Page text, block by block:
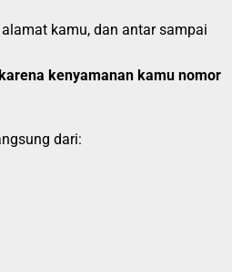
kamu, dan antar sampai
kenyamanan kamu nomor
dari: